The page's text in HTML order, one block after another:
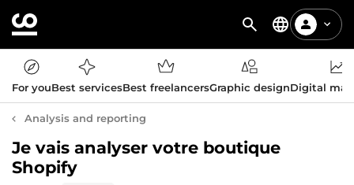
For youBest servicesBest freelancersGraphic designDigital
Analysis and reporting
Je vais analyser votre boutique
Shopify